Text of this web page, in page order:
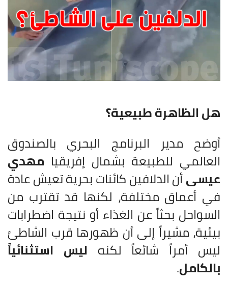
هل الظاهرة طبيعية؟
أوضح مدير البرنامج البحري بالصندوق
العالمي للطبيعة بشمال إفريقيا مهدي
عيسىأن الدلافين كائنات بحرية تعيش عادة
في أعماق مختلفة، لكنها قد تقترب من
السواحل بحثاً عن الغذاء أو نتيجة اضطرابات
بيئية، مشيراً إلى أن ظهورها قرب الشاطئ
ليس أمراً شائعاً لكنه ليس استثنائياً
بالكامل.